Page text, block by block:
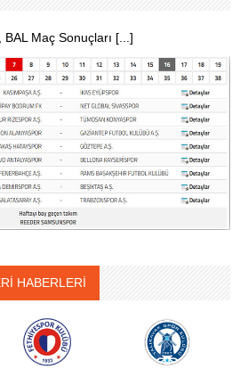
Maç Sonuçları [...]
HABERLERİ